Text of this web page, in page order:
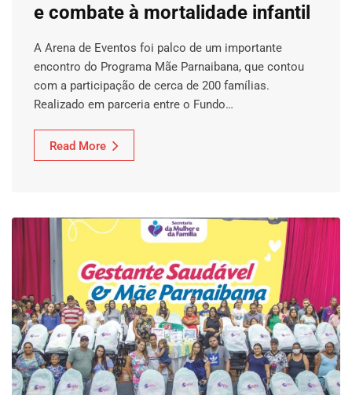
e combate à mortalidade infantil
A Arena de Eventos foi palco de um importante
encontro do Programa Mãe Parnaibana, que contou
com a participação de cerca de 200 famílias.
Realizado em parceria entre o Fundo…
Read More